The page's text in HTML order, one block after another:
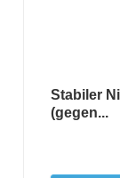
Stabiler
(gegen...